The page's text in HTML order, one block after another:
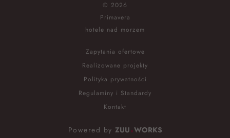
© 2026
Primavera
hotele nad morzem
Zapytania ofertowe
Realizowane projekty
Polityka prywatności
Regulaminy i Standardy
Kontakt
Powered by ZUU WORKS